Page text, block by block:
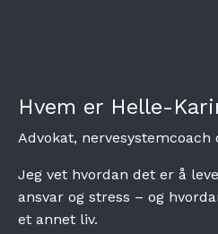
Hvem er Helle-
Advokat, nervesystemcoach
Jeg vet hvordan det er å
ansvar og stress – og
et annet liv.